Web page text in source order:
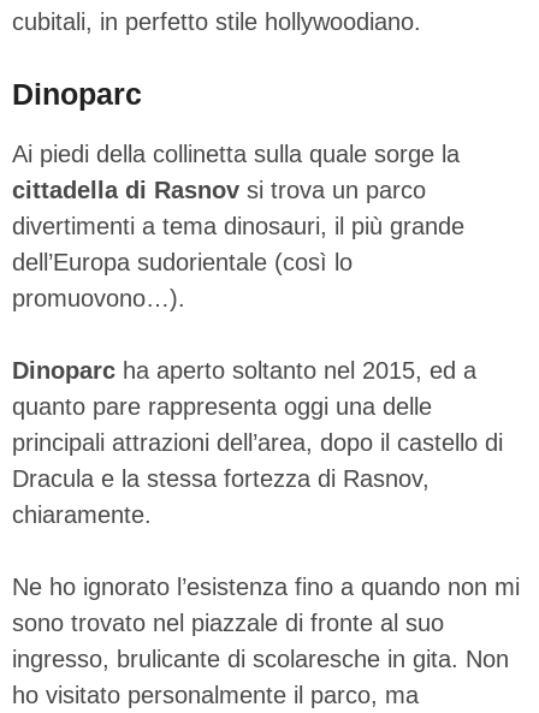
cubitali, in perfetto stile hollywoodiano.
Dinoparc
Ai piedi della collinetta sulla quale sorge la
cittadella di Rasnov si trova un parco
divertimenti a tema dinosauri, il più grande
dell’Europa sudorientale (così lo
promuovono…).
Dinoparc ha aperto soltanto nel 2015, ed a
quanto pare rappresenta oggi una delle
principali attrazioni dell’area, dopo il castello di
Dracula e la stessa fortezza di Rasnov,
chiaramente.
Ne ho ignorato l’esistenza fino a quando non mi
sono trovato nel piazzale di fronte al suo
ingresso, brulicante di scolaresche in gita. Non
ho visitato personalmente il parco, ma